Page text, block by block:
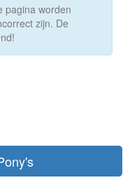
pagina worden
zijn. De